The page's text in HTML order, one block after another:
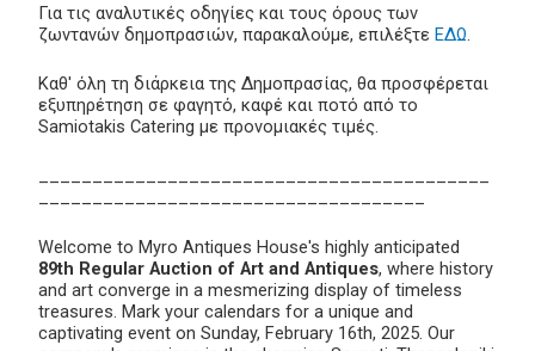
Για τις αναλυτικές οδηγίες και τους όρους των
ζωντανών δημοπρασιών, παρακαλούμε, επιλέξτε ΕΔΩ.
Καθ' όλη τη διάρκεια της Δημοπρασίας, θα προσφέρεται
εξυπηρέτηση σε φαγητό, καφέ και ποτό από το
Samiotakis Catering με προνομιακές τιμές.
Welcome to Myro Antiques House's highly anticipated
89th Regular Auction of Art and Antiques, where history
and art converge in a mesmerizing display of timeless
treasures. Mark your calendars for a unique and
captivating event on Sunday, February 16th, 2025. Our